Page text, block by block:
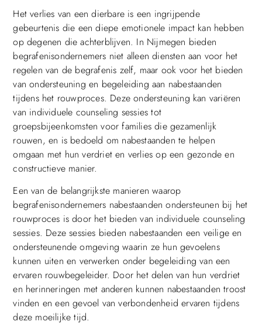
Het verlies van een dierbare is een ingrijpende
gebeurtenis die een diepe emotionele impact kan hebben
op degenen die achterblijven. In Nijmegen bieden
begrafenisondernemers niet alleen diensten aan voor het
regelen van de begrafenis zelf, maar ook voor het bieden
van ondersteuning en begeleiding aan nabestaanden
tijdens het rouwproces. Deze ondersteuning kan variëren
van individuele counseling sessies tot
groepsbijeenkomsten voor families die gezamenlijk
rouwen, en is bedoeld om nabestaanden te helpen
omgaan met hun verdriet en verlies op een gezonde en
constructieve manier.
Een van de belangrijkste manieren waarop
begrafenisondernemers nabestaanden ondersteunen bij het
rouwproces is door het bieden van individuele counseling
sessies. Deze sessies bieden nabestaanden een veilige en
ondersteunende omgeving waarin ze hun gevoelens
kunnen uiten en verwerken onder begeleiding van een
ervaren rouwbegeleider. Door het delen van hun verdriet
en herinneringen met anderen kunnen nabestaanden troost
vinden en een gevoel van verbondenheid ervaren tijdens
deze moeilijke tijd.